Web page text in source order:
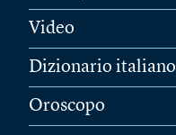
Video
Dizionario italiano
Oroscopo